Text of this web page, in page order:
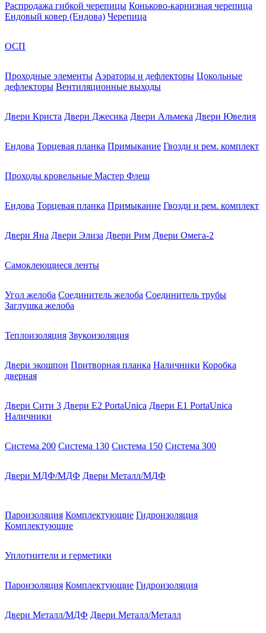
Распродажа гибкой черепицы Коньково-карнизная черепица
Ендовый ковер (Ендова) Черепица
ОСП
Проходные элементы Аэраторы и дефлекторы Цокольные
дефлекторы Вентиляционные выходы
Двери Криста Двери Джесика Двери Альмека Двери Ювелия
Ендова Торцевая планка Примыкание Гвозди и рем. комплект
Проходы кровельные Мастер Флеш
Ендова Торцевая планка Примыкание Гвозди и рем. комплект
Двери Яна Двери Элиза Двери Рим Двери Омега-2
Самоклеющиеся ленты
Угол желоба Соединитель желоба Соединитель трубы
Заглушка желоба
Теплоизоляция Звукоизоляция
Двери экошпон Притворная планка Наличники Коробка
дверная
Двери Сити 3 Двери E2 PortaUnica Двери E1 PortaUnica
Наличники
Система 200 Система 130 Система 150 Система 300
Двери МДФ/МДФ Двери Металл/МДФ
Пароизоляция Комплектующие Гидроизоляция
Комплектующие
Уплотнители и герметики
Пароизоляция Комплектующие Гидроизоляция
Двери Металл/МДФ Двери Металл/Металл